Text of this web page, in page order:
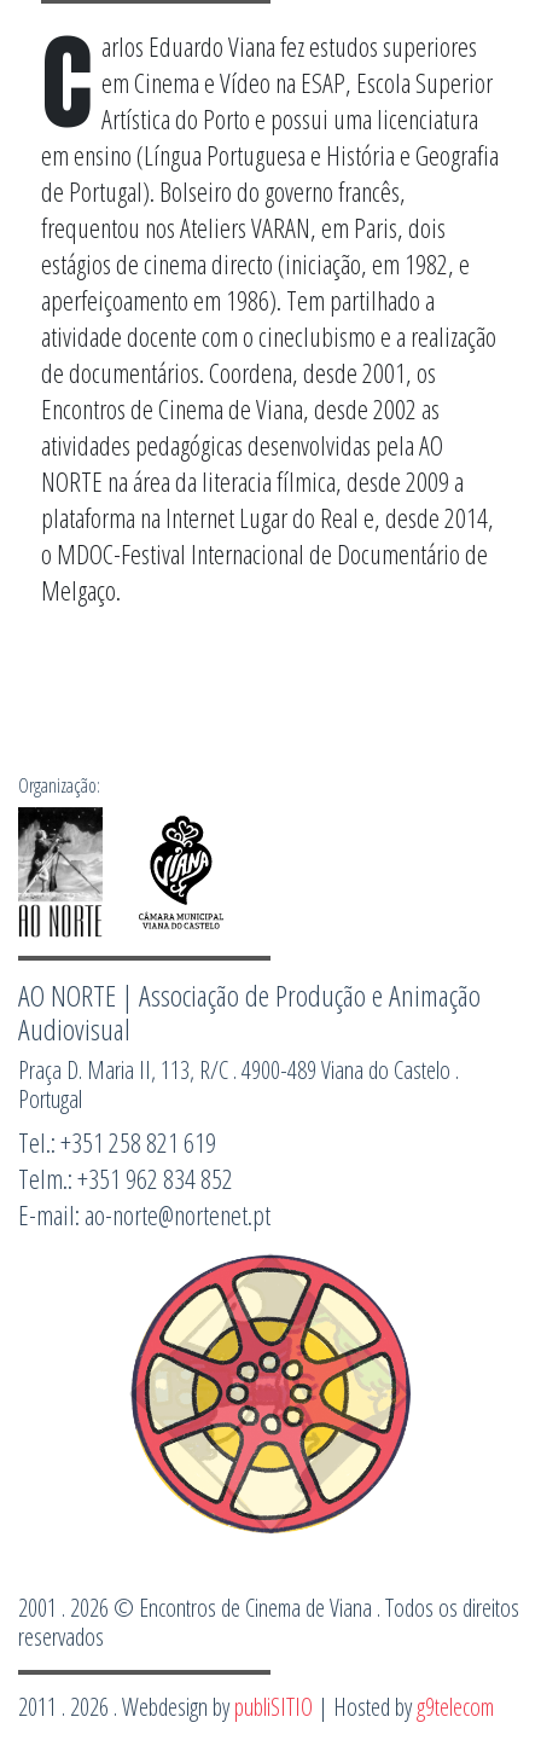
C arlos Eduardo Viana fez estudos superiores
em Cinema e Vídeo na ESAP, Escola Superior
Artística do Porto e possui uma licenciatura
em ensino (Língua Portuguesa e História e Geografia
de Portugal). Bolseiro do governo francês,
frequentou nos Ateliers VARAN, em Paris, dois
estágios de cinema directo (iniciação, em 1982, e
aperfeiçoamento em 1986). Tem partilhado a
atividade docente com o cineclubismo e a realização
de documentários. Coordena, desde 2001, os
Encontros de Cinema de Viana, desde 2002 as
atividades pedagógicas desenvolvidas pela AO
NORTE na área da literacia fílmica, desde 2009 a
plataforma na Internet Lugar do Real e, desde 2014,
o MDOC-Festival Internacional de Documentário de
Melgaço.
Organização:
AO NORTE | Associação de Produção e Animação
Audiovisual
Praça D. Maria II, 113, R/C . 4900-489 Viana do Castelo .
Portugal
Tel.: +351 258 821 619
Telm.: +351 962 834 852
E-mail: ao-norte@nortenet.pt
2001 . 2026 © Encontros de Cinema de Viana . Todos os direitos
reservados
2011 . 2026 . Webdesign bypubliSITIO | Hosted byg9telecom